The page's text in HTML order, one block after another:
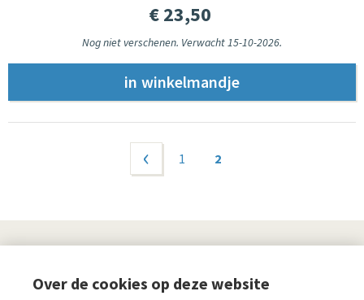
€ 23,50
Nog niet verschenen. Verwacht 15-10-2026.
‹ vorige 1 2
Over de cookies op deze website